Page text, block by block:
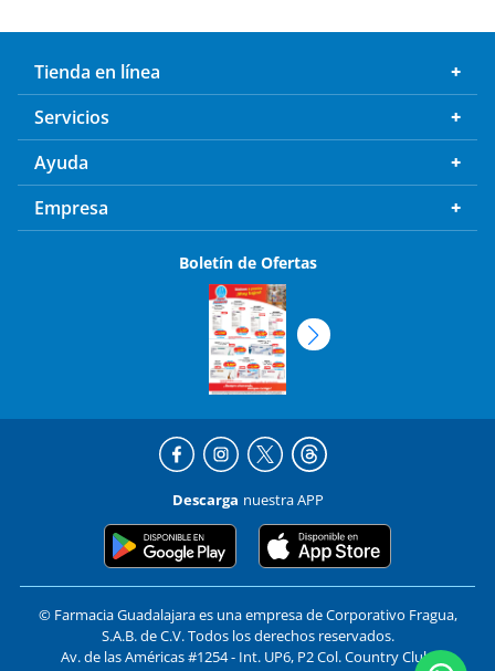
Tienda en línea
Servicios
Ayuda
Empresa
Boletín de Ofertas
Descarga nuestra APP
© Farmacia Guadalajara es una empresa de Corporativo Fragua,
S.A.B. de C.V. Todos los derechos reservados.
Av. de las Américas #1254 - Int. UP6, P2 Col. Country Club,